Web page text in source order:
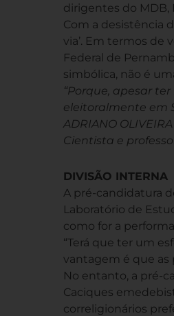
dirigentes do MDB,
Com a desistência
via’. Em termos
Federal de
simbólica, não é
“Porque, apesar
eleitoralmente em
ADRIANO OLIVEIRA
Cientista e
DIVISÃO INTERNA
A pré-candidatura
Laboratório de
como for a
“Terá que ter um
vantagem é que as
No entanto, a pré-
Caciques
correligionários